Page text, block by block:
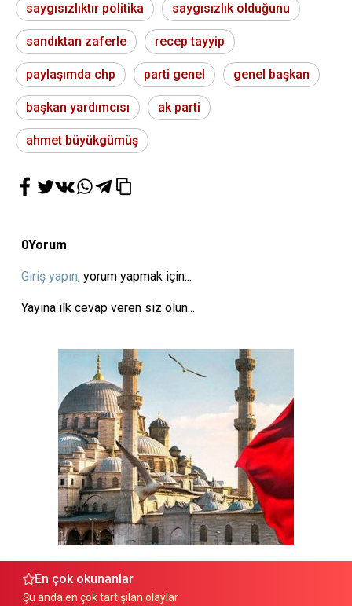
saygısızlıktır politika saygısızlık olduğunu
sandıktan zaferle recep tayyip
paylaşımda chp parti genel genel başkan
başkan yardımcısı ak parti
ahmet büyükgümüş
0Yorum
Giriş yapın, yorum yapmak için...
Yayına ilk cevap veren siz olun...
En çok okunanlar
Şu anda en çok tartışılan olaylar